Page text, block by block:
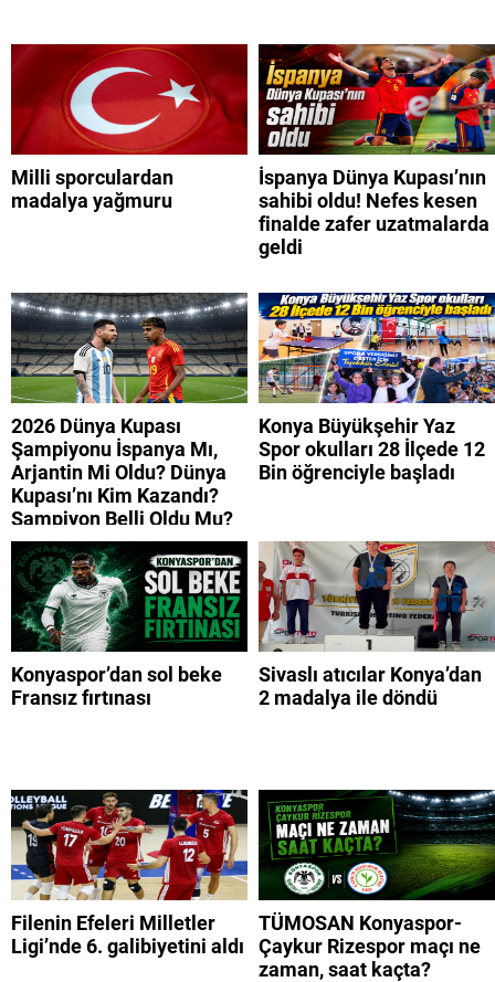
Milli sporculardan
madalya yağmuru
İspanya Dünya Kupası’nın
sahibi oldu! Nefes kesen
finalde zafer uzatmalarda
geldi
2026 Dünya Kupası
Şampiyonu İspanya Mı,
Arjantin Mi Oldu? Dünya
Kupası’nı Kim Kazandı?
Şampiyon Belli Oldu Mu?
Konya Büyükşehir Yaz
Spor okulları 28 İlçede 12
Bin öğrenciyle başladı
Konyaspor’dan sol beke
Fransız fırtınası
Sivaslı atıcılar Konya’dan
2 madalya ile döndü
Filenin Efeleri Milletler
Ligi’nde 6. galibiyetini aldı
TÜMOSAN Konyaspor-
Çaykur Rizespor maçı ne
zaman, saat kaçta?